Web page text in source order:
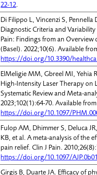
22-12.
Di Filippo L, Vincenzi S, Pennella
Diagnostic Criteria and
Pain: Findings from an Overview
(Basel). 2022;10(6). Available
https://doi.org/10.3390/
ElMeligie MM, Gbreel MI, Yehia
High-Intensity Laser Therapy on
Systematic Review and Meta-
2023;102(1):64-70. Available
https://doi.org/10.1097/
Fulop AM, Dhimmer S, Deluca
KB, et al. A meta-analysis of the
pain relief. Clin J Pain.
https://doi.org/10.1097/
Girgis B, Duarte JA. Efficacy of